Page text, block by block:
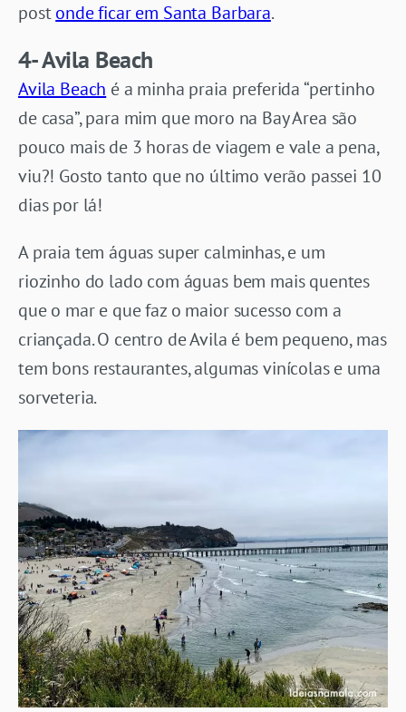
postonde ficar em Santa Barbara.
4- Avila Beach
Avila Beach é a minha praia preferida “pertinho
de casa”, para mim que moro na Bay Area são
pouco mais de 3 horas de viagem e vale a pena,
viu?! Gosto tanto que no último verão passei 10
dias por lá!
A praia tem águas super calminhas, e um
riozinho do lado com águas bem mais quentes
que o mar e que faz o maior sucesso com a
criançada. O centro de Avila é bem pequeno, mas
tem bons restaurantes, algumas vinícolas e uma
sorveteria.